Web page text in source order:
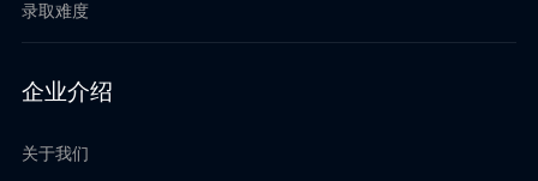
录取难度
企业介绍
关于我们